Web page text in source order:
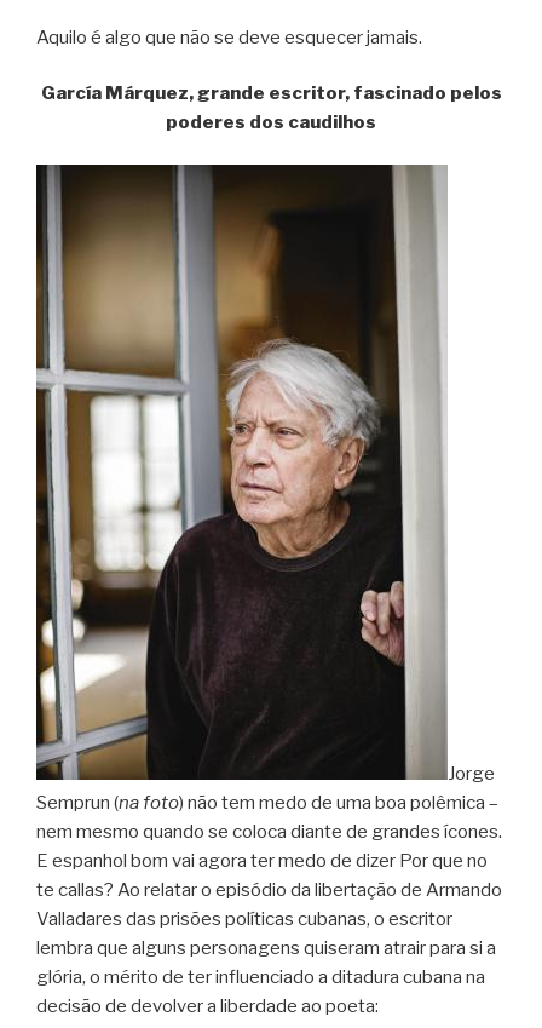
Aquilo é algo que não se deve esquecer jamais.
García Márquez, grande escritor, fascinado pelos
poderes dos caudilhos
Jorge
Semprun (na foto) não tem medo de uma boa polêmica –
nem mesmo quando se coloca diante de grandes ícones.
E espanhol bom vai agora ter medo de dizer Por que no
te callas? Ao relatar o episódio da libertação de Armando
Valladares das prisões políticas cubanas, o escritor
lembra que alguns personagens quiseram atrair para si a
glória, o mérito de ter influenciado a ditadura cubana na
decisão de devolver a liberdade ao poeta: